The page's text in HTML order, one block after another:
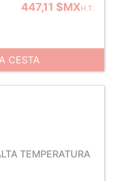
447,11 $MXH.T.
CESTA
TEMPERATURA